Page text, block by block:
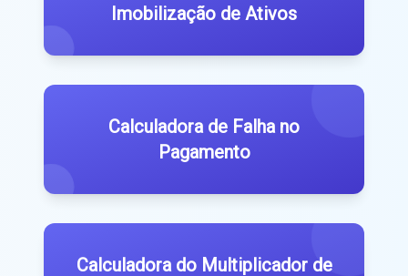
Imobilização de Ativos
Calculadora de Falha no
Pagamento
Calculadora do Multiplicador de